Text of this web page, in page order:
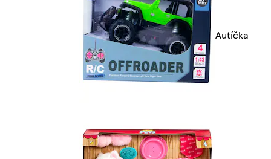
Autíčka